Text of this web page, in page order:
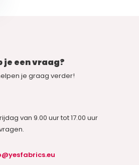
je een vraag?
je graag verder!
van 9.00 uur tot 17.00 uur